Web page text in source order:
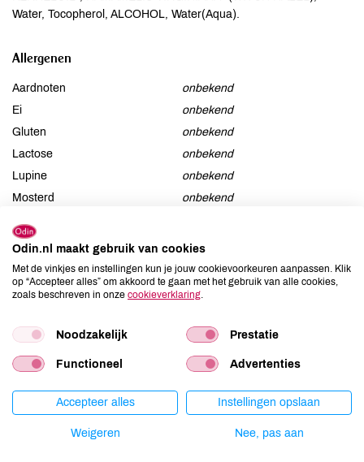
Water, Tocopherol, ALCOHOL, Water(Aqua).
Allergenen
Aardnoten
onbekend
Ei
onbekend
Gluten
onbekend
Lactose
onbekend
Lupine
onbekend
Mosterd
onbekend
Schaaldieren
onbekend
Sesam
onbekend
onbekend
Vis
onbekend
Zwaveldioxide / sulfieten
onbekend
Productspecificaties
Odin.nl maakt gebruik van cookies
Met de vinkjes en instellingen kun je jouw cookievoorkeuren aanpassen. Klik
op “Accepteer alles” om akkoord te gaan met het gebruik van alle cookies,
zoals beschreven in onze cookieverklaring.
Noodzakelijk Prestatie
Functioneel Advertenties
Accepteer alles Instellingen opslaan
Weigeren Nee, pas aan